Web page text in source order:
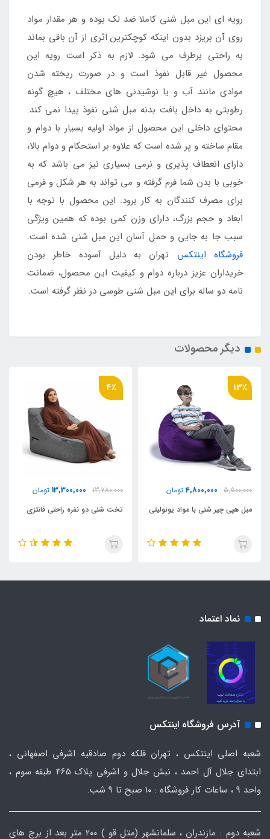
رویه ای این مبل شنی کاملا ضد لک بوده و هر مقدار مواد
روی آن بریزد بدون اینکه کوچکترین اثری از آن باقی بماند
به راحتی برطرف می شود. لازم به ذکر است رویه این
محصول غیر قابل نفوذ است و در صورت ریخته شدن
موادی مانند آب و یا نوشیدنی های مختلف ، هیچ گونه
رطوبتی به داخل بافت بدنه مبل شنی نفوذ پیدا نمی کند.
محتوای داخلی این محصول از مواد اولیه بسیار با دوام و
مقام ساخته و پر شده است که علاوه بر استحکام و دوام بالا،
دارای انعطاف پذیری و نرمی بسیاری نیز می باشد که به
خوبی با بدن شما فرم گرفته و می تواند به هر شکل و فرمی
برای مصرف کنندگان به کار برود. این محصول با توجه با
ابعاد و حجم بزرگ، دارای وزن کمی بوده که همین ویژگی
سبب جا به جایی و حمل آسان این مبل شنی شده است.
فروشگاه اینتکس تهران به دلیل آسوده خاطر بودن
خریداران عزیز درباره دوام و کیفیت این محصول، ضمانت
نامه دو ساله برای این مبل شنی طوسی در نظر گرفته است.
دیگر محصولات
13٪
5,500,000
4,800,000 تومان
مبل هپی چیر شنی با مواد یونولیتی
4٪
13,780,000
13,300,000 تومان
تخت شنی دو نفره راحتی فانتزی
نماد اعتماد
آدرس فروشگاه اینتکس
شعبه اصلی اینتکس ، تهران فلکه دوم صادقیه اشرفی اصفهانی ،
ابتدای جلال آل احمد ، نبش جلال و اشرفی پلاک 465 طبقه سوم ،
واحد ۹ ، ساعات کار فروشگاه : ۱۰ صبح تا ۹ شب.
شعبه دوم : مازندران ، سلمانشهر (متل قو ) ۲۰۰ متر بعد از برج های